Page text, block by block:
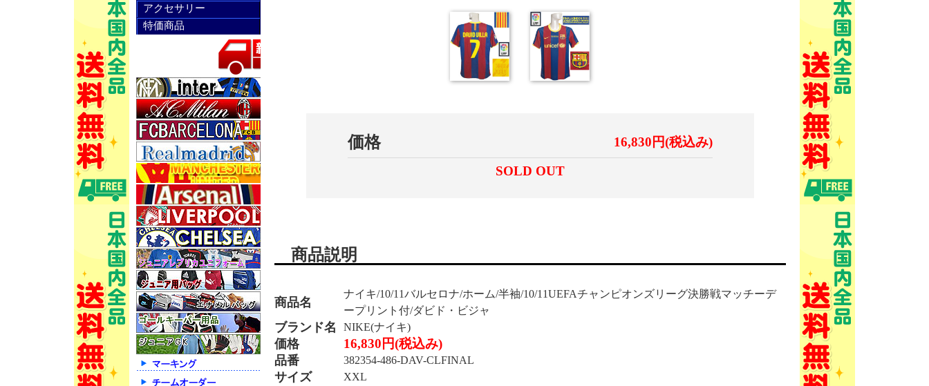
アクセサリー
特価商品
価格
16,830円(税込み)
SOLD OUT
商品説明
商品名
ナイキ/10/11バルセロナ/ホーム/半袖/10/11UEFAチャンピオンズリーグ決勝戦マッチーデ
ープリント付/ダビド・ビジャ
ブランド名 NIKE(ナイキ)
価格 16,830円(税込み)
品番 382354-486-DAV-CLFINAL
サイズ XXL